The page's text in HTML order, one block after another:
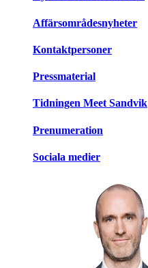
Affärsområdesnyheter
Kontaktpersoner
Pressmaterial
Tidningen Meet Sandvik
Prenumeration
Sociala medier